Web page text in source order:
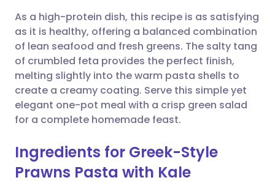
Partager via WhatsApp
Copier le lien
🇸🇦 عربي 🇸🇪 Svenska
As a high-protein dish, this recipe is as satisfying
as it is healthy, offering a balanced combination
of lean seafood and fresh greens. The salty tang
of crumbled feta provides the perfect finish,
melting slightly into the warm pasta shells to
create a creamy coating. Serve this simple yet
elegant one-pot meal with a crisp green salad
for a complete homemade feast.
Ingredients for Greek-Style
Prawns Pasta with Kale